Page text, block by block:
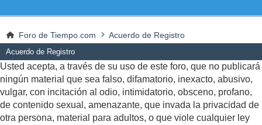
Foro de Tiempo.com Acuerdo de Registro
Acuerdo de Registro
Usted acepta, a través de su uso de este foro, que no publicará
ningún material que sea falso, difamatorio, inexacto, abusivo,
vulgar, con incitación al odio, intimidatorio, obsceno, profano,
de contenido sexual, amenazante, que invada la privacidad de
otra persona, material para adultos, o que viole cualquier ley